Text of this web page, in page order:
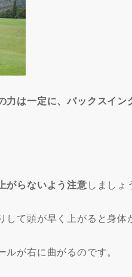
力は一定に、バックスイ
がらないよう注意しましょ
て頭が早く上がると身体
が右に曲がるのです。